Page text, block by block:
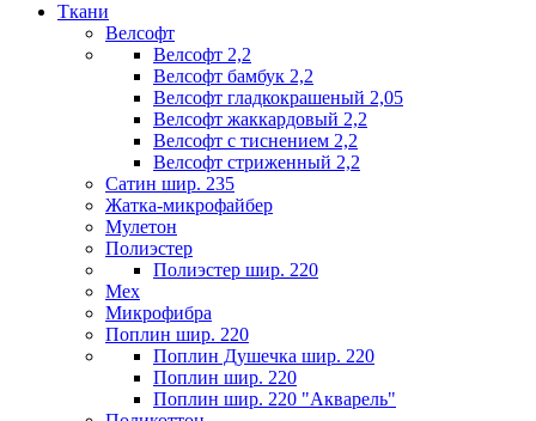
Ткани
Велсофт
Велсофт 2,2
Велсофт бамбук 2,2
Велсофт гладкокрашеный 2,05
Велсофт жаккардовый 2,2
Велсофт с тиснением 2,2
Велсофт стриженный 2,2
Сатин шир. 235
Жатка-микрофайбер
Мулетон
Полиэстер
Полиэстер шир. 220
Мех
Микрофибра
Поплин шир. 220
Поплин Душечка шир. 220
Поплин шир. 220
Поплин шир. 220 "Акварель"